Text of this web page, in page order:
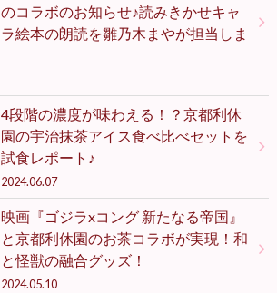
のコラボのお知らせ♪読みきかせキャ
ラ絵本の朗読を雛乃木まやが担当しま
4段階の濃度が味わえる！？京都利休
園の宇治抹茶アイス食べ比べセットを
試食レポート♪
2024.06.07
映画『ゴジラxコング 新たなる帝国』
と京都利休園のお茶コラボが実現！和
と怪獣の融合グッズ！
2024.05.10